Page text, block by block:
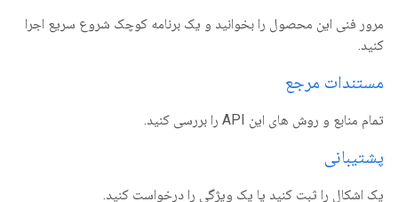
مرور فنی این محصول را بخوانید و یک برنامه کوچک شروع سریع اجرا
کنید.
مستندات مرجع
تمام منابع و روش های این API را بررسی کنید.
پشتیبانی
یک اشکال را ثبت کنید یا یک ویژگی را درخواست کنید.